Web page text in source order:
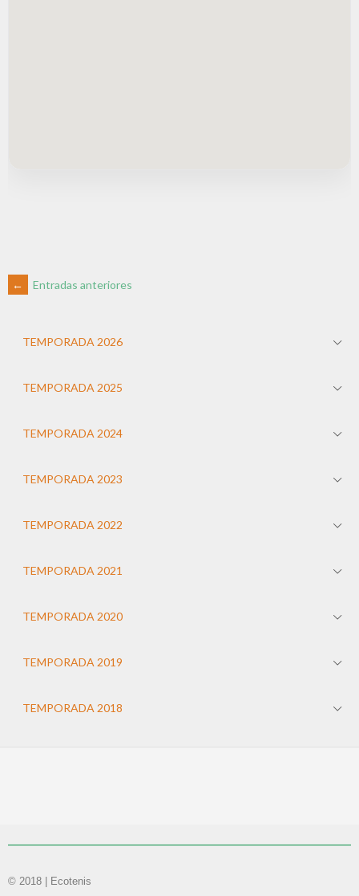
← Entradas anteriores
TEMPORADA 2026
TEMPORADA 2025
TEMPORADA 2024
TEMPORADA 2023
TEMPORADA 2022
TEMPORADA 2021
TEMPORADA 2020
TEMPORADA 2019
TEMPORADA 2018
© 2018 | Ecotenis